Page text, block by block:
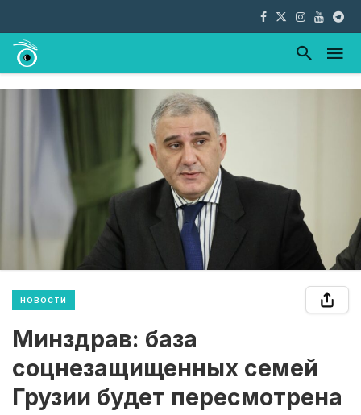
НОВОСТИ
Минздрав: база
соцнезащищенных семей
Грузии будет пересмотрена